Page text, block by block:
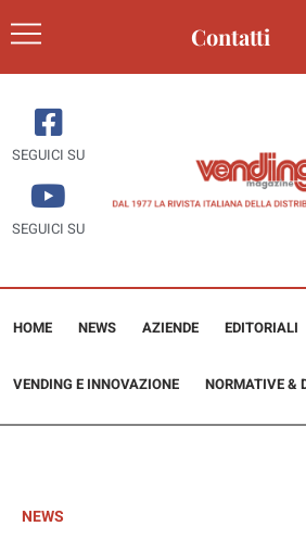
Contatti
SEGUICI SU
SEGUICI SU
HOME NEWS AZIENDE EDITORIALI
VENDING E INNOVAZIONE NORMATIVE &
NEWS